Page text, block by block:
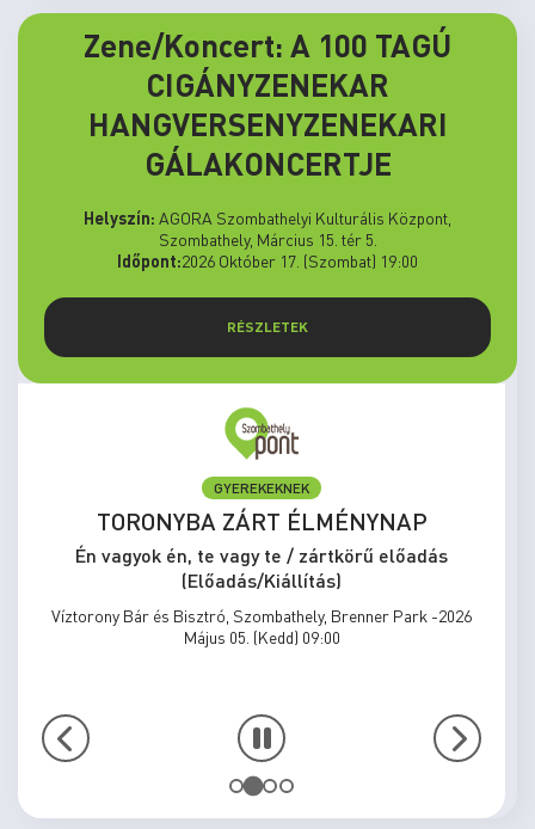
Zene/Koncert: A 100 TAGÚ
CIGÁNYZENEKAR
HANGVERSENYZENEKARI
GÁLAKONCERTJE
Helyszín: AGORA Szombathelyi Kulturális Központ,
Szombathely, Március 15. tér 5.
Időpont:2026 Október 17. (Szombat) 19:00
RÉSZLETEK
GYEREKEKNEK
TORONYBA ZÁRT ÉLMÉNYNAP
Én vagyok én, te vagy te / zártkörű előadás
(Előadás/Kiállítás)
Víztorony Bár és Bisztró, Szombathely, Brenner Park -2026
Május 05. (Kedd) 09:00